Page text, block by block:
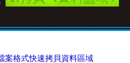
案格式快速拷貝資料區域